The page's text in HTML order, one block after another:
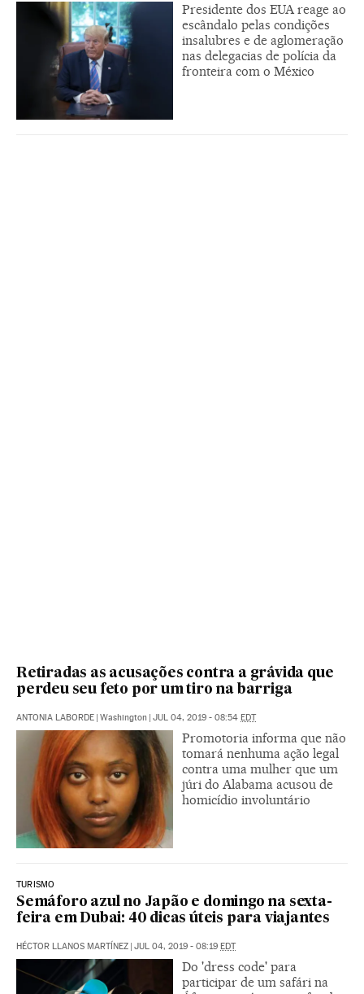
Presidente dos EUA reage ao
escândalo pelas condições
insalubres e de aglomeração
nas delegacias de polícia da
fronteira com o México
Retiradas as acusações contra a grávida que
perdeu seu feto por um tiro na barriga
ANTONIA LABORDE | Washington | JUL 04, 2019 - 08:54 EDT
Promotoria informa que não
tomará nenhuma ação legal
contra uma mulher que um
júri do Alabama acusou de
homicídio involuntário
TURISMO
Semáforo azul no Japão e domingo na sexta-
feira em Dubai: 40 dicas úteis para viajantes
HÉCTOR LLANOS MARTÍNEZ | JUL 04, 2019 - 08:19 EDT
Do 'dress code' para
participar de um safári na